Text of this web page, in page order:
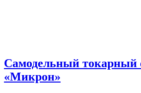
Самодельный токарный
«Микрон»